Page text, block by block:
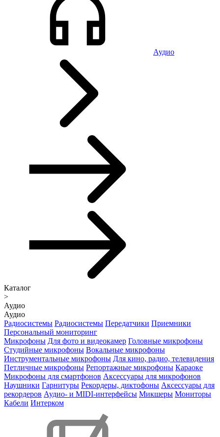
Аудио
Каталог
>
Аудио
Аудио
Радиосистемы Радиосистемы Передатчики Приемники
Персональный мониторинг
Микрофоны Для фото и видеокамер Головные микрофоны
Студийные микрофоны Вокальные микрофоны
Инструментальные микрофоны Для кино, радио, телевидения
Петличные микрофоны Репортажные микрофоны Караоке
Микрофоны для смартфонов Аксессуары для микрофонов
Наушники Гарнитуры Рекордеры, диктофоны Аксессуары для
рекордеров Аудио- и MIDI-интерфейсы Микшеры Мониторы
Кабели Интерком